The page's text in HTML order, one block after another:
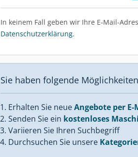
In keinem Fall geben wir Ihre E-Mail-
Datenschutzerklärung.
Sie haben folgende
Erhalten Sie neueAngebote per E-
Senden Sie ein kostenloses
Variieren Sie Ihren Suchbegriff
Durchsuchen Sie unsere